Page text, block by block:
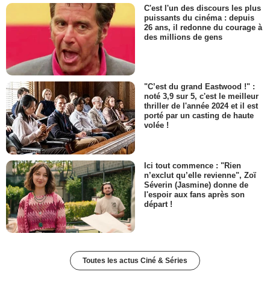
C'est l'un des discours les plus
puissants du cinéma : depuis
26 ans, il redonne du courage à
des millions de gens
"C’est du grand Eastwood !" :
noté 3,9 sur 5, c'est le meilleur
thriller de l'année 2024 et il est
porté par un casting de haute
volée !
Ici tout commence : "Rien
n’exclut qu’elle revienne", Zoï
Séverin (Jasmine) donne de
l'espoir aux fans après son
départ !
Toutes les actus Ciné & Séries